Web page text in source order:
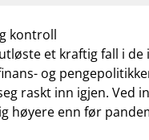
kontroll
et kraftig fall i
og
raskt inn igjen. Ved
høyere enn før